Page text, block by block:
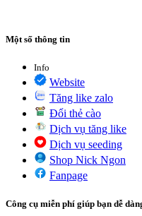
Một số thông tin
Info
Website
Tăng like zalo
Đổi thẻ cào
Dịch vụ tăng like
Dịch vụ seeding
Shop Nick Ngon
Fanpage
Công cụ miễn phí giúp bạn dễ